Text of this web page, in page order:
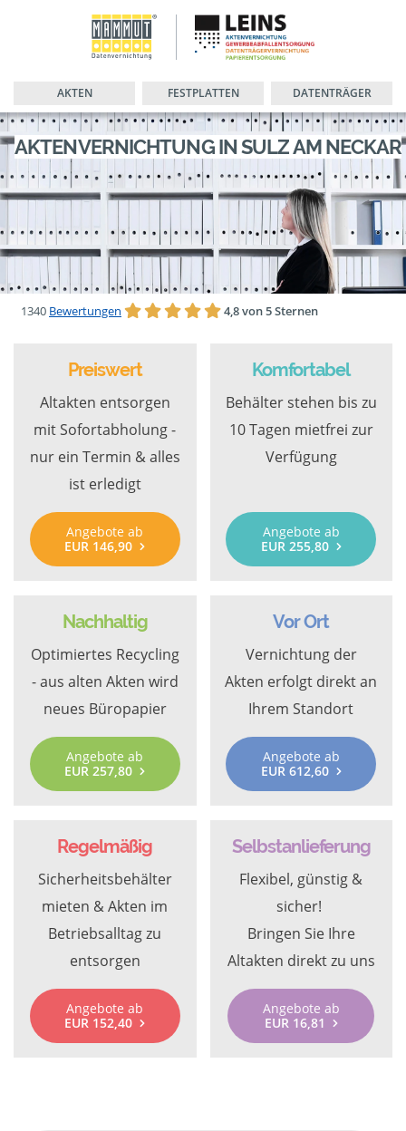
AKTEN FESTPLATTEN DATENTRÄGER
AKTENVERNICHTUNG IN SULZ AM NECKAR
1340 Bewertungen 4,8 von 5 Sternen
Preiswert
Altakten entsorgen
mit Sofortabholung -
nur ein Termin & alles
ist erledigt
Angebote ab
EUR 146,90
Komfortabel
Behälter stehen bis zu
10 Tagen mietfrei zur
Verfügung
Angebote ab
EUR 255,80
Nachhaltig
Optimiertes Recycling
- aus alten Akten wird
neues Büropapier
Angebote ab
EUR 257,80
Vor Ort
Vernichtung der
Akten erfolgt direkt an
Ihrem Standort
Angebote ab
EUR 612,60
Regelmäßig
Sicherheitsbehälter
mieten & Akten im
Betriebsalltag zu
entsorgen
Angebote ab
EUR 152,40
Selbstanlieferung
Flexibel, günstig &
sicher!
Bringen Sie Ihre
Altakten direkt zu uns
Angebote ab
EUR 16,81